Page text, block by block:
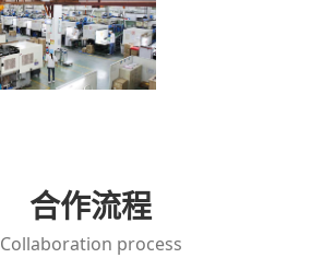
合作流程
Collaboration process